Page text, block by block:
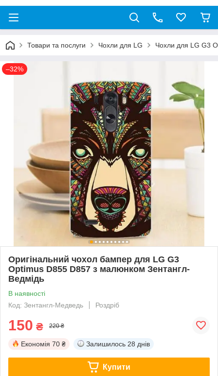
Товари та послуги Чохли для LG Чохли для LG G3
–32%
Оригінальний чохол бампер для LG G3
Optimus D855 D857 з малюнком Зентангл-
Ведмідь
В наявності
Код: Зентангл-Медведь
Роздріб
150 ₴ 220 ₴
Економія 70 ₴ Залишилось 28 днів
Купити